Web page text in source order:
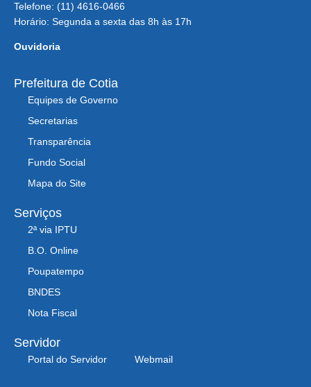
Telefone: (11) 4616-0466
Horário: Segunda a sexta das 8h às 17h
Ouvidoria
Prefeitura de Cotia
Equipes de Governo
Secretarias
Transparência
Fundo Social
Mapa do Site
Serviços
2ª via IPTU
B.O. Online
Poupatempo
BNDES
Nota Fiscal
Servidor
Portal do Servidor Webmail